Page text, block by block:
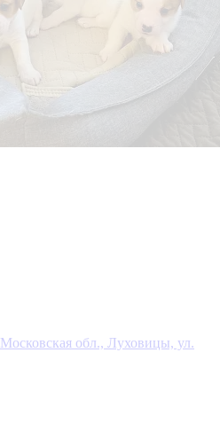
Московская обл., Луховицы, ул.